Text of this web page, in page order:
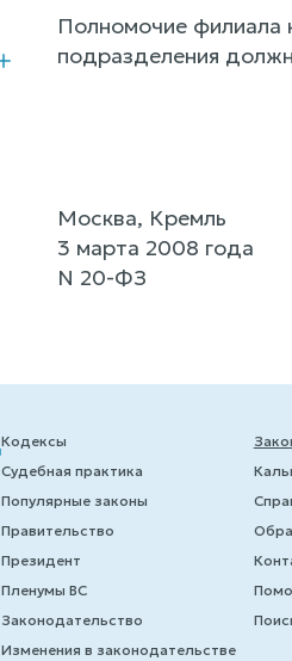
Полномочие филиала
подразделения
Москва, Кремль
3 марта 2008 года
N 20-ФЗ
Кодексы
Судебная практика
Популярные законы
Правительство
Президент
Пленумы ВС
Законодательство
Изменения в законодательстве